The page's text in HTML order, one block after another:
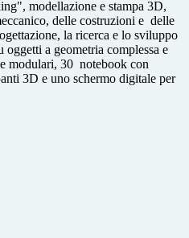
modellazione e stampa 3D,
delle costruzioni e delle
la ricerca e lo sviluppo
a geometria complessa e
modulari, 30 notebook con
3D e uno schermo digitale per